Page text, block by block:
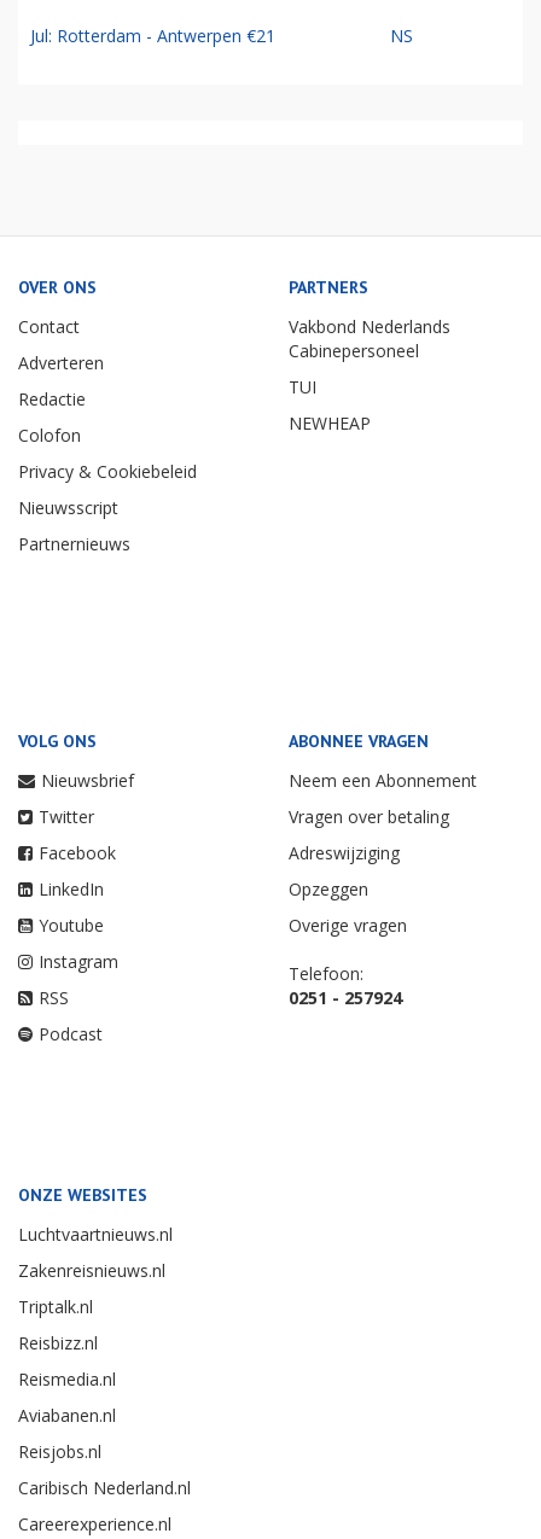
Jul: Rotterdam - Antwerpen €21 NS
OVER ONS
Contact
Adverteren
Redactie
Colofon
Privacy & Cookiebeleid
Nieuwsscript
Partnernieuws
PARTNERS
Vakbond Nederlands
Cabinepersoneel
TUI
NEWHEAP
VOLG ONS
Nieuwsbrief
Twitter
Facebook
LinkedIn
Youtube
Instagram
RSS
Podcast
ABONNEE VRAGEN
Neem een Abonnement
Vragen over betaling
Adreswijziging
Opzeggen
Overige vragen
Telefoon:
0251 - 257924
ONZE WEBSITES
Luchtvaartnieuws.nl
Zakenreisnieuws.nl
Triptalk.nl
Reisbizz.nl
Reismedia.nl
Aviabanen.nl
Reisjobs.nl
Caribisch Nederland.nl
Careerexperience.nl